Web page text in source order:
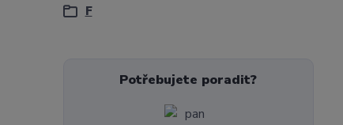
F
Potřebujete poradit?